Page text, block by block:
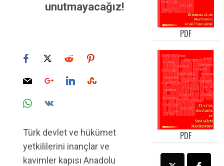
unutmayacağız!
Türk devlet ve hükümet
yetkililerini inançlar ve
kavimler kapısı Anadolu
PDF
PDF